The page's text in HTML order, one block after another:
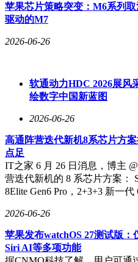
式下车身降至1850mm，可通
盘升高105mm，最小离地间隙
困。支持双向20°后轮转向，最
地、雪地等场景越野需求。
双光路图像级激光雷达，配合
达及12颗超声波雷达，构建
外14厘米高的障碍物。系统支
辅助、全场景自动泊车、车位
维防碰撞CAS 5.0系统，主动安
与此同时，猛士M817 Ultimate
版”。新车搭载极猛动力2.0、
驾系统，全球首发乾崑智驾
大师版延续“雄魂美学”设计语
苹果芯片策略突变：M6系列
驱动的M7
2026-06-26
软通动力HDC 2026展风
绘数字中国新蓝图
2026-06-26
高通阵营迭代新机8系芯片方
点足
IT之家 6 月 26 日消息，博主
营迭代新机的 8 系芯片方案：
8Elite Gen6 Pro，2+3+3 新一
2026-06-26
苹果发布watchOS 27测试版
Siri AI等多项功能